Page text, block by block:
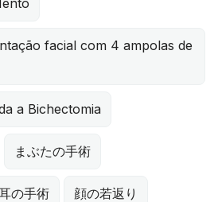
facial com 4 ampolas de
a Bichectomia
まぶたの手術
の手術 顔の若返り